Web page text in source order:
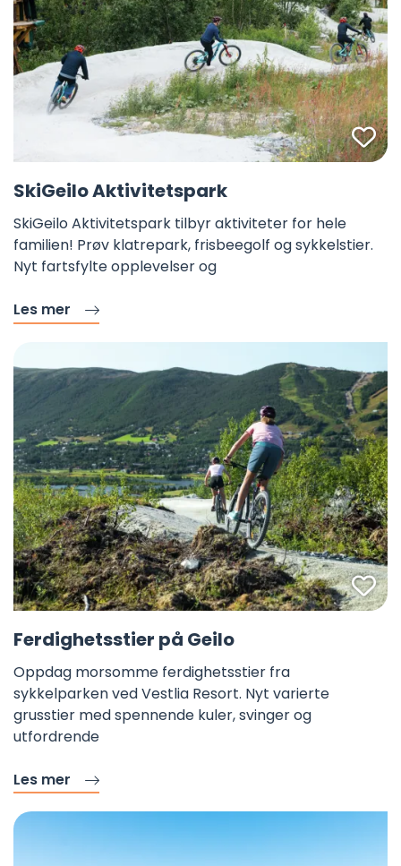
SkiGeilo Aktivitetspark
SkiGeilo Aktivitetspark tilbyr aktiviteter for hele
familien! Prøv klatrepark, frisbeegolf og sykkelstier.
Nyt fartsfylte opplevelser og
Les mer
Ferdighetsstier på Geilo
Oppdag morsomme ferdighetsstier fra
sykkelparken ved Vestlia Resort. Nyt varierte
grusstier med spennende kuler, svinger og
utfordrende
Les mer